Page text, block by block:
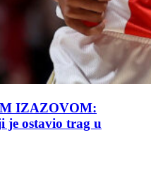
IZAZOVOM:
je ostavio trag u